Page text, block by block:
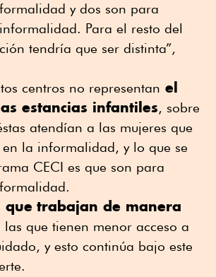
y dos son para
Para el resto del
tendría que ser distinta”,
centros no representan el
estancias infantiles, sobre
atendían a las mujeres que
la informalidad, y lo que se
CECI es que son para
que trabajan de manera
las que tienen menor acceso a
y esto continúa bajo este